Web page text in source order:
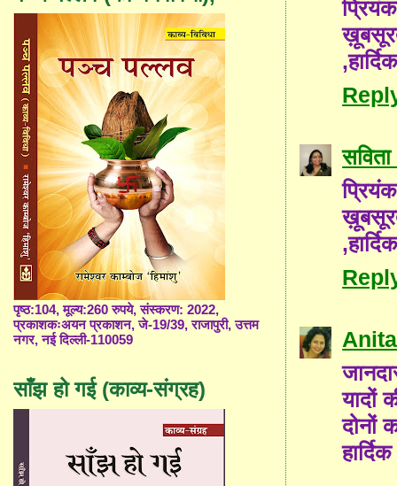
यादों
दोनों
पृष्ठ:104, मूल्य:260 रुपये, संस्करण: 2022,
प्रकाशकःअयन प्रकाशन, जे-19/39, राजापुरी, उत्तम
नगर, नई दिल्ली-110059
साँझ हो गई (काव्य-संग्रह)